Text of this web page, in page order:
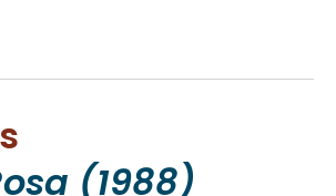
(1988)